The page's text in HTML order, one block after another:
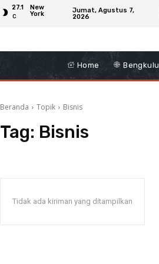
27.1
C
New
York
Jumat, Agustus 7,
2026
Home Bengkulu
Beranda Topik Bisnis
Tag: Bisnis
Tidak ada kiriman yang ditampilkan